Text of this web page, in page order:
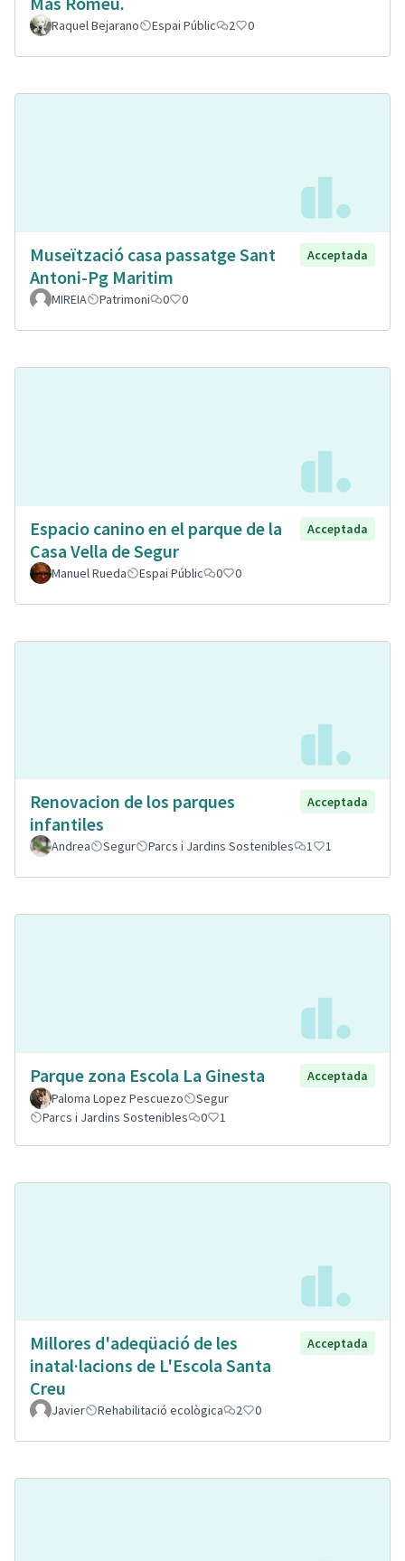
Raquel Bejarano Espai Públic 2 0
Museïtzació casa passatge Sant
Antoni-Pg Maritim
Acceptada
MIREIA Patrimoni 0 0
Espacio canino en el parque de la
Casa Vella de Segur
Acceptada
Manuel Rueda Espai Públic 0 0
Renovacion de los parques
infantiles
Acceptada
Andrea Segur Parcs i Jardins Sostenibles 1 1
Parque zona Escola La Ginesta
Acceptada
Paloma Lopez Pescuezo
Segur
Parcs i Jardins Sostenibles
0 1
Millores d'adeqüació de les
inatal·lacions de L'Escola Santa
Creu
Acceptada
Javier Rehabilitació ecològica 2 0